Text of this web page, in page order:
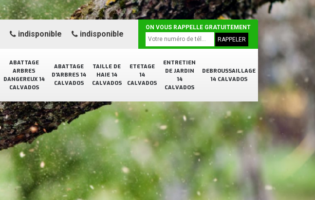
ABATTAGE
ARBRES
DANGEREUX 14
CALVADOS
ABATTAGE
D'ARBRES 14
CALVADOS
TAILLE DE
HAIE 14
CALVADOS
ETETAGE
14
CALVADOS
ENTRETIEN
DE JARDIN
14
CALVADOS
DEBROUSSAILLAGE
14 CALVADOS
indisponible indisponible
ON VOUS RAPPELLE GRATUITEMENT